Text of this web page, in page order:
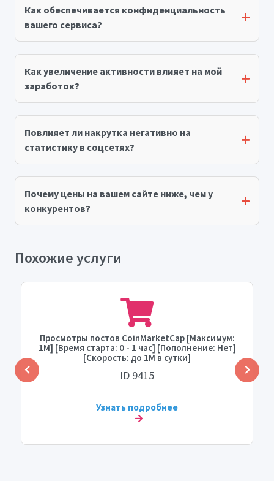
Как обеспечивается конфиденциальность
вашего сервиса?
Как увеличение активности влияет на мой
заработок?
Повлияет ли накрутка негативно на
статистику в соцсетях?
Почему цены на вашем сайте ниже, чем у
конкурентов?
Похожие услуги
Просмотры постов CoinMarketCap [Максимум:
1M] [Время старта: 0 - 1 час] [Пополнение: Нет]
[Скорость: до 1M в сутки]
ID 9415
Узнать подробнее